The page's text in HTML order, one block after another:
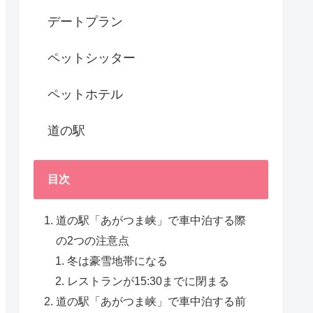
デートプラン
ペットシッター
ペットホテル
道の駅
目次
道の駅「あがつま峡」で車中泊する際
の2つの注意点
冬は豪雪地帯になる
レストランが15:30までに閉まる
道の駅「あがつま峡」で車中泊する前